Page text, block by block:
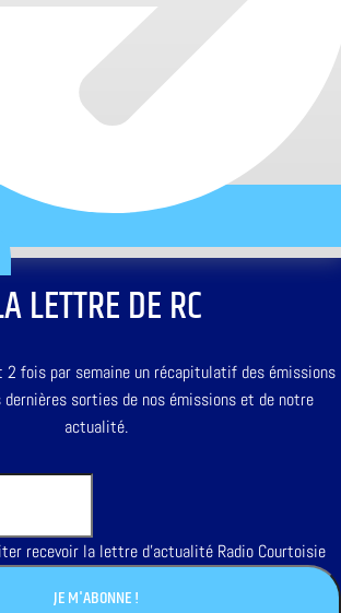
LETTRE DE RC
2 fois par semaine un récapitulatif des émissions
dernières sorties de nos émissions et de notre
actualité.
recevoir la lettre d'actualité Radio Courtoisie